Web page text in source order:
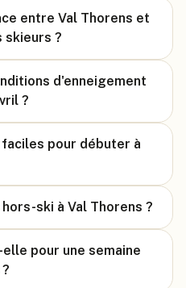
entre Val Thorens et
skieurs ?
d'enneigement
?
pour débuter à
ski à Val Thorens ?
pour une semaine